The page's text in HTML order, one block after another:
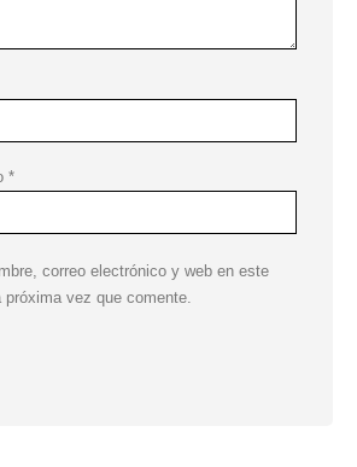
*
correo electrónico y web en este
próxima vez que comente.